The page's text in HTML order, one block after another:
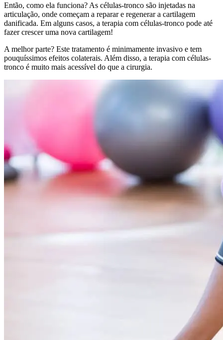
Então, como ela funciona? As células-tronco são injetadas na
articulação, onde começam a reparar e regenerar a cartilagem
danificada. Em alguns casos, a terapia com células-tronco pode até
fazer crescer uma nova cartilagem!
A melhor parte? Este tratamento é minimamente invasivo e tem
pouquíssimos efeitos colaterais. Além disso, a terapia com células-
tronco é muito mais acessível do que a cirurgia.